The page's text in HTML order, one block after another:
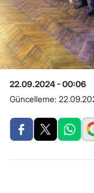
22.09.2024 - 00:06
Güncelleme: